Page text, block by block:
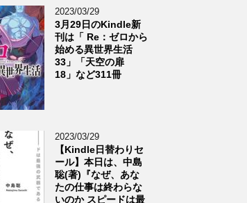
2023/03/29
3月29日のKindle新
刊は「 Re：ゼロから
始める異世界生活
33」「天空の扉
18」など311冊
2023/03/29
【Kindle日替わりセ
ール】本日は、中島
聡(著)『なぜ、あな
たの仕事は終わらな
いのか スピードは最